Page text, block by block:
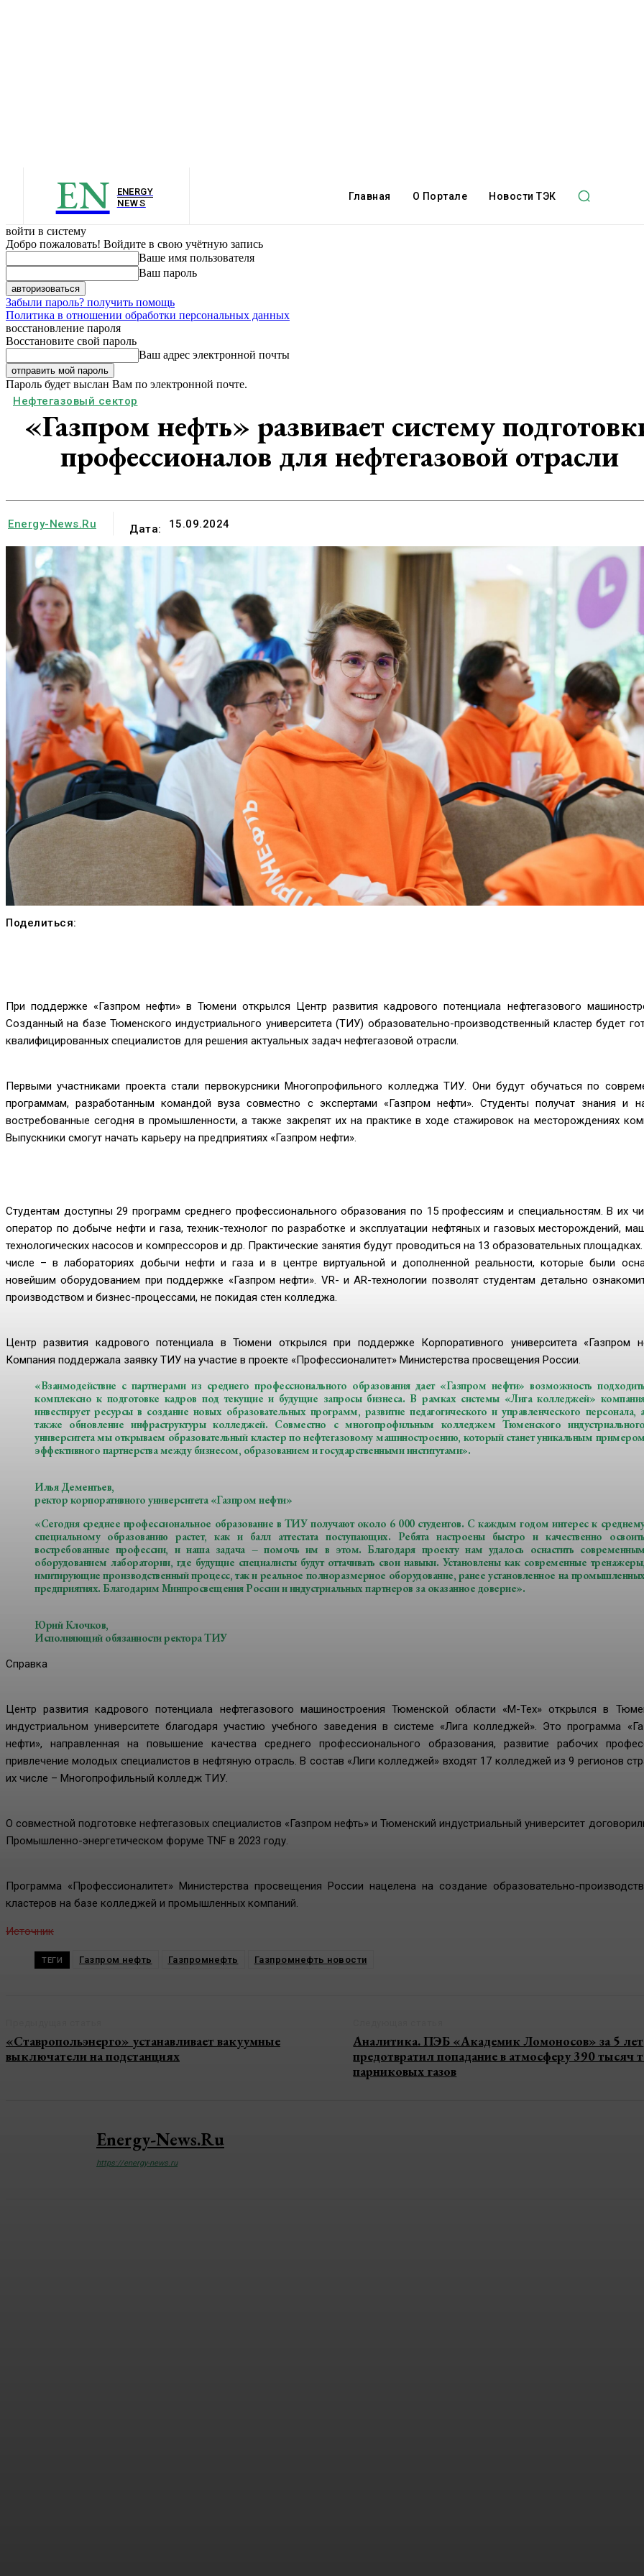
EN
ENERGY
NEWS
Главная О Портале Новости ТЭК
войти в систему
Добро пожаловать! Войдите в свою учётную запись
Ваше имя пользователя
Ваш пароль
Забыли пароль? получить помощь
Политика в отношении обработки персональных данных
восстановление пароля
Восстановите свой пароль
Ваш адрес электронной почты
Пароль будет выслан Вам по электронной почте.
Нефтегазовый сектор
«Газпром нефть» развивает систему
профессионалов для нефтегазовой отрасли
Energy-News.ru Дата: 15.09.2024
Поделиться:
При поддержке «Газпром нефти» в Тюмени открылся Центр развития кадрового потенциала нефтегазового
Созданный на базе Тюменского индустриального университета (ТИУ) образовательно-производственный кластер будет
квалифицированных специалистов для решения актуальных задач нефтегазовой отрасли.
Первыми участниками проекта стали первокурсники Многопрофильного колледжа ТИУ. Они будут обучаться по
программам, разработанным командой вуза совместно с экспертами «Газпром нефти». Студенты получат знания и
востребованные сегодня в промышленности, а также закрепят их на практике в ходе стажировок на месторождениях
Выпускники смогут начать карьеру на предприятиях «Газпром нефти».
Студентам доступны 29 программ среднего профессионального образования по 15 профессиям и специальностям. В их
оператор по добыче нефти и газа, техник-технолог по разработке и эксплуатации нефтяных и газовых месторождений,
технологических насосов и компрессоров и др. Практические занятия будут проводиться на 13 образовательных
числе – в лабораториях добычи нефти и газа и в центре виртуальной и дополненной реальности, которые были
новейшим оборудованием при поддержке «Газпром нефти». VR- и AR-технологии позволят студентам детально
производством и бизнес-процессами, не покидая стен колледжа.
Центр развития кадрового потенциала в Тюмени открылся при поддержке Корпоративного университета «Газпром
Компания поддержала заявку ТИУ на участие в проекте «Профессионалитет» Министерства просвещения России.
«Взаимодействие с партнерами из среднего профессионального образования дает «Газпром нефти» возможность
комплексно к подготовке кадров под текущие и будущие запросы бизнеса. В рамках системы «Лига колледжей»
инвестирует ресурсы в создание новых образовательных программ, развитие педагогического и управленческого персонала,
также обновление инфраструктуры колледжей. Совместно с многопрофильным колледжем Тюменского
университета мы открываем образовательный кластер по нефтегазовому машиностроению, который станет уникальным
эффективного партнерства между бизнесом, образованием и государственными институтами».
Илья Дементьев,
ректор корпоративного университета «Газпром нефти»
«Сегодня среднее профессиональное образование в ТИУ получают около 6 000 студентов. С каждым годом интерес к
специальному образованию растет, как и балл аттестата поступающих. Ребята настроены быстро и качественно
востребованные профессии, и наша задача – помочь им в этом. Благодаря проекту нам удалось оснастить
оборудованием лаборатории, где будущие специалисты будут оттачивать свои навыки. Установлены как современные
имитирующие производственный процесс, так и реальное полноразмерное оборудование, ранее установленное на
предприятиях. Благодарим Минпросвещения России и индустриальных партнеров за оказанное доверие».
Юрий Клочков,
Исполняющий обязанности ректора ТИУ
Справка
Центр развития кадрового потенциала нефтегазового машиностроения Тюменской области «М-Тех» открылся в
индустриальном университете благодаря участию учебного заведения в системе «Лига колледжей». Это программа
нефти», направленная на повышение качества среднего профессионального образования, развитие рабочих
привлечение молодых специалистов в нефтяную отрасль. В состав «Лиги колледжей» входят 17 колледжей из 9 регионов
их числе – Многопрофильный колледж ТИУ.
О совместной подготовке нефтегазовых специалистов «Газпром нефть» и Тюменский индустриальный университет
Промышленно-энергетическом форуме TNF в 2023 году.
Программа «Профессионалитет» Министерства просвещения России нацелена на создание образовательно-
кластеров на базе колледжей и промышленных компаний.
Источник
ТЕГИ Газпром нефть Газпромнефть Газпромнефть новости
«Ставропольэнерго» устанавливает вакуумные
выключатели на подстанциях
Аналитика. ПЭБ «Академик Ломоносов» за 5 лет
предотвратил попадание в атмосферу 390 тысяч
парниковых газов
Energy-News.ru
https://energy-news.ru